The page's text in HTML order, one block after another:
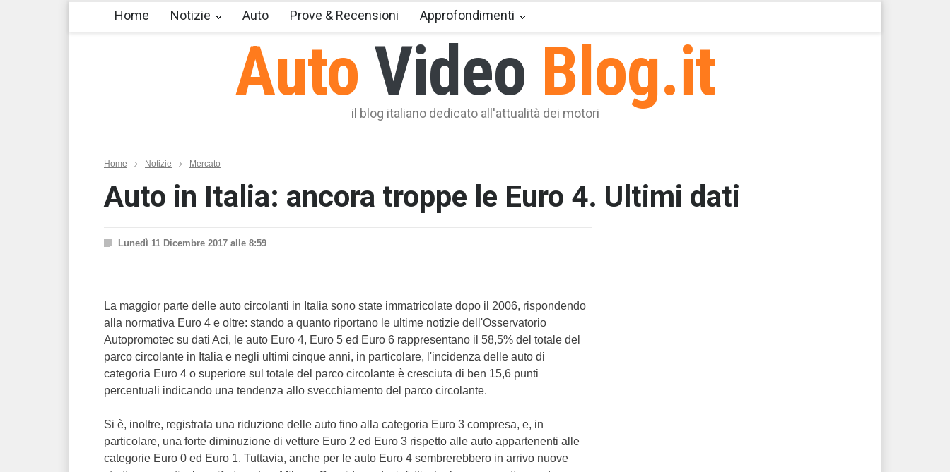
Auto Video Blog.it
il blog italiano dedicato all'attualità dei motori
Home Notizie Auto Prove & Recensioni Approfondimenti
Home Notizie Mercato
Auto in Italia: ancora troppe le Euro 4. Ultimi dati
Lunedì 11 Dicembre 2017 alle 8:59
La maggior parte delle auto circolanti in Italia sono state immatricolate dopo il 2006, rispondendo
alla normativa Euro 4 e oltre: stando a quanto riportano le ultime notizie dell'Osservatorio
Autopromotec su dati Aci, le auto Euro 4, Euro 5 ed Euro 6 rappresentano il 58,5% del totale del
parco circolante in Italia e negli ultimi cinque anni, in particolare, l'incidenza delle auto di
categoria Euro 4 o superiore sul totale del parco circolante è cresciuta di ben 15,6 punti
percentuali indicando una tendenza allo svecchiamento del parco circolante.
Si è, inoltre, registrata una riduzione delle auto fino alla categoria Euro 3 compresa, e, in
particolare, una forte diminuzione di vetture Euro 2 ed Euro 3 rispetto alle auto appartenenti alle
categorie Euro 0 ed Euro 1. Tuttavia, anche per le auto Euro 4 sembrerebbero in arrivo nuove